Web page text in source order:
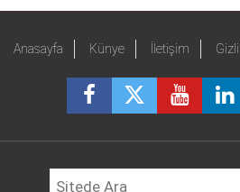
Anasayfa Künye İletişim